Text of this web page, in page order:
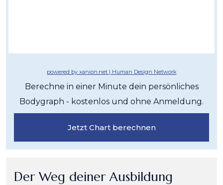
powered by xanion.net | Human Design Network
Berechne in einer Minute dein persönliches
Bodygraph - kostenlos und ohne Anmeldung.
Jetzt Chart berechnen
Der Weg deiner Ausbildung